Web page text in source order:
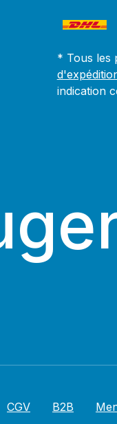
* Tous les
indication
CGV B2B